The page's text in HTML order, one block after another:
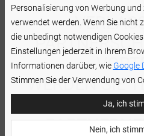
WERDEN SIE
Personalisierung von Werbung
verwendet werden. Wenn Sie nicht
die unbedingt notwendigen
Einstellungen jederzeit in Ihrem
Informationen darüber, wie Google
Stimmen Sie der Verwendung von
Ja, ich
Nein, ich